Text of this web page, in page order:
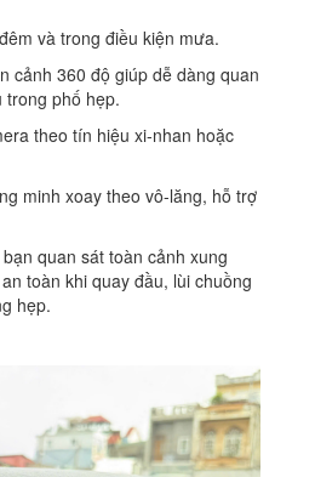
và trong điều kiện mưa.
cảnh 360 độ giúp dễ dàng quan
trong phố hẹp.
theo tín hiệu xi-nhan hoặc
minh xoay theo vô-lăng, hỗ trợ
quan sát toàn cảnh xung
toàn khi quay đầu, lùi chuồng
hẹp.